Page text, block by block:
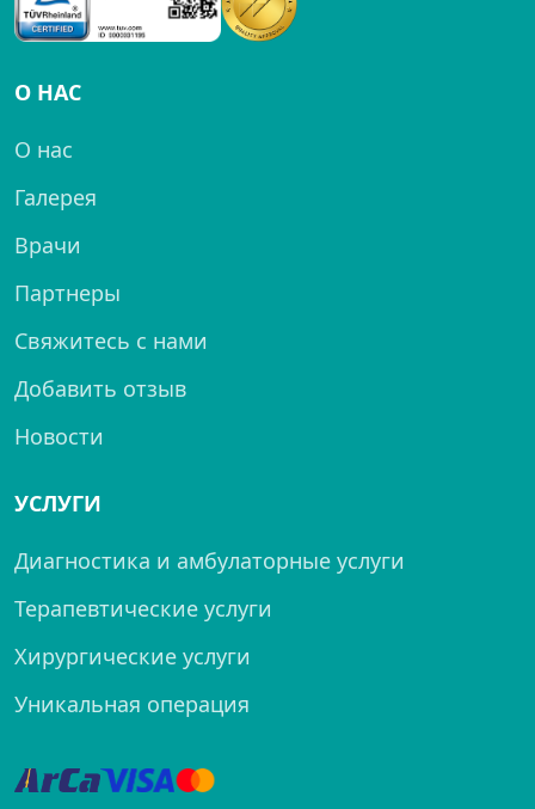
О НАС
О нас
Галерея
Врачи
Партнеры
Свяжитесь с нами
Добавить отзыв
Новости
УСЛУГИ
Диагностика и амбулаторные услуги
Терапевтические услуги
Хирургические услуги
Уникальная операция